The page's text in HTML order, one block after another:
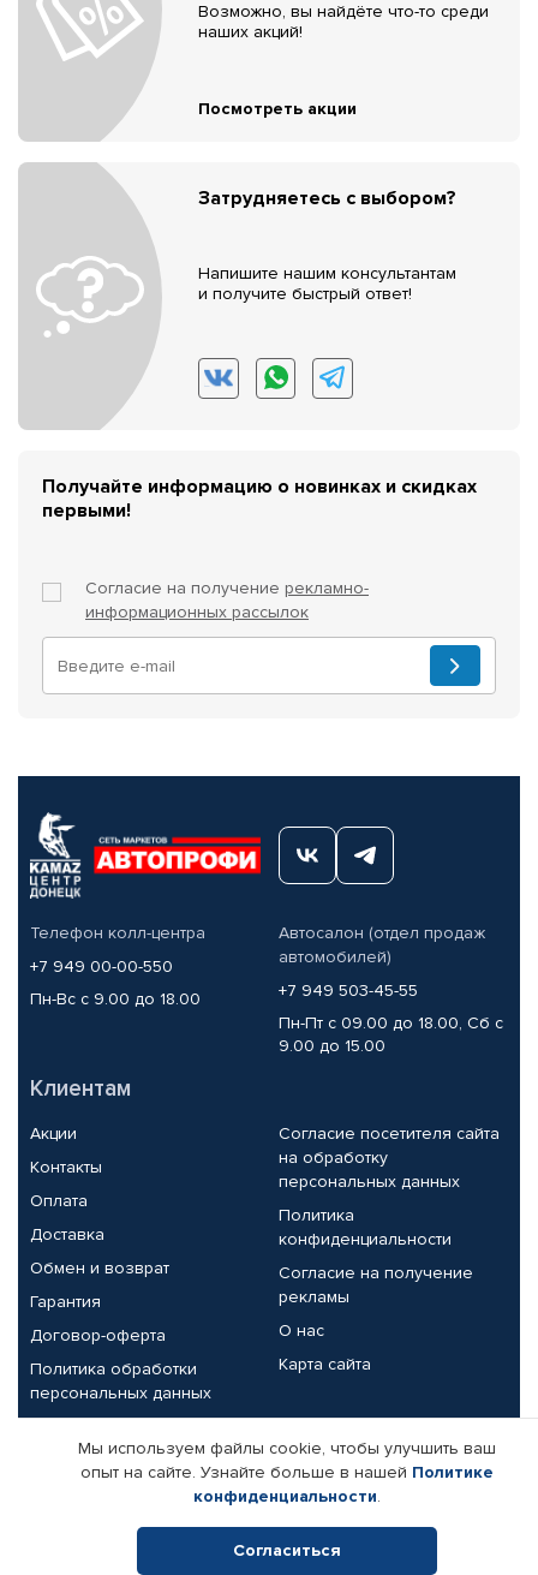
Возможно, вы найдёте что-то среди
наших акций!
Посмотреть акции
Затрудняетесь с выбором?
Напишите нашим консультантам
и получите быстрый ответ!
Получайте информацию о новинках и скидках
первыми!
Согласие на получение рекламно-
информационных рассылок
Телефон колл-центра
+7 949 00-00-550
Пн-Вс с 9.00 до 18.00
Автосалон (отдел продаж
автомобилей)
+7 949 503-45-55
Пн-Пт с 09.00 до 18.00, Сб с
9.00 до 15.00
Клиентам
Акции
Контакты
Оплата
Доставка
Обмен и возврат
Гарантия
Договор-оферта
Политика обработки
персональных данных
Согласие посетителя сайта
на обработку
персональных данных
Политика
конфиденциальности
Согласие на получение
рекламы
О нас
Карта сайта
Партнерам
Корпоративным клиентам
Поставщикам
Реквизиты компании
Мы используем файлы cookie, чтобы улучшить ваш
опыт на сайте. Узнайте больше в нашей Политике
конфиденциальности.
Согласиться